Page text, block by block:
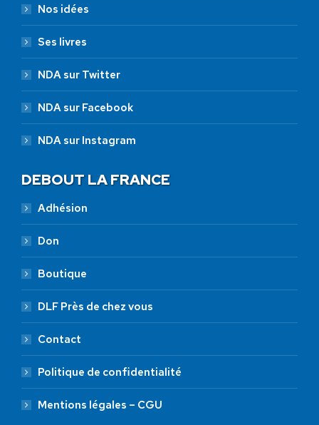
Nos idées
Ses livres
NDA sur Twitter
NDA sur Facebook
NDA sur Instagram
DEBOUT LA FRANCE
Adhésion
Don
Boutique
DLF Près de chez vous
Contact
Politique de confidentialité
Mentions légales – CGU